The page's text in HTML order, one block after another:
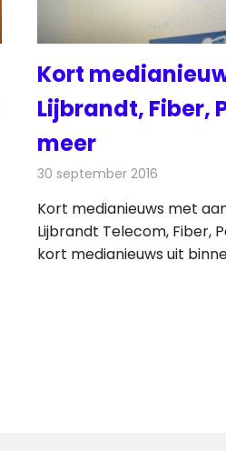
Kort
Lijbrandt, Fiber,
meer
30 september 2016
Kort medianieuws met
Lijbrandt Telecom, Fiber,
kort medianieuws uit